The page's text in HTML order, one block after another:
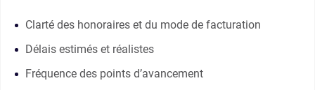
Clarté des honoraires et du mode de facturation
Délais estimés et réalistes
Fréquence des points d’avancement